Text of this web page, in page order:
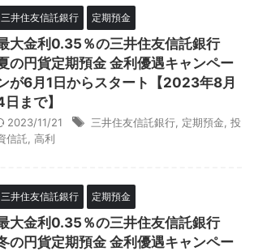
三井住友信託銀行 定期預金
大金利0.35％の三井住友信託銀行
の円貨定期預金 金利優遇キャンペー
が6月1日からスタート【2023年8月
日まで】
2023/11/21 三井住友信託銀行 定期預金 投
信託 高利
三井住友信託銀行 定期預金
大金利0.35％の三井住友信託銀行
の円貨定期預金 金利優遇キャンペー